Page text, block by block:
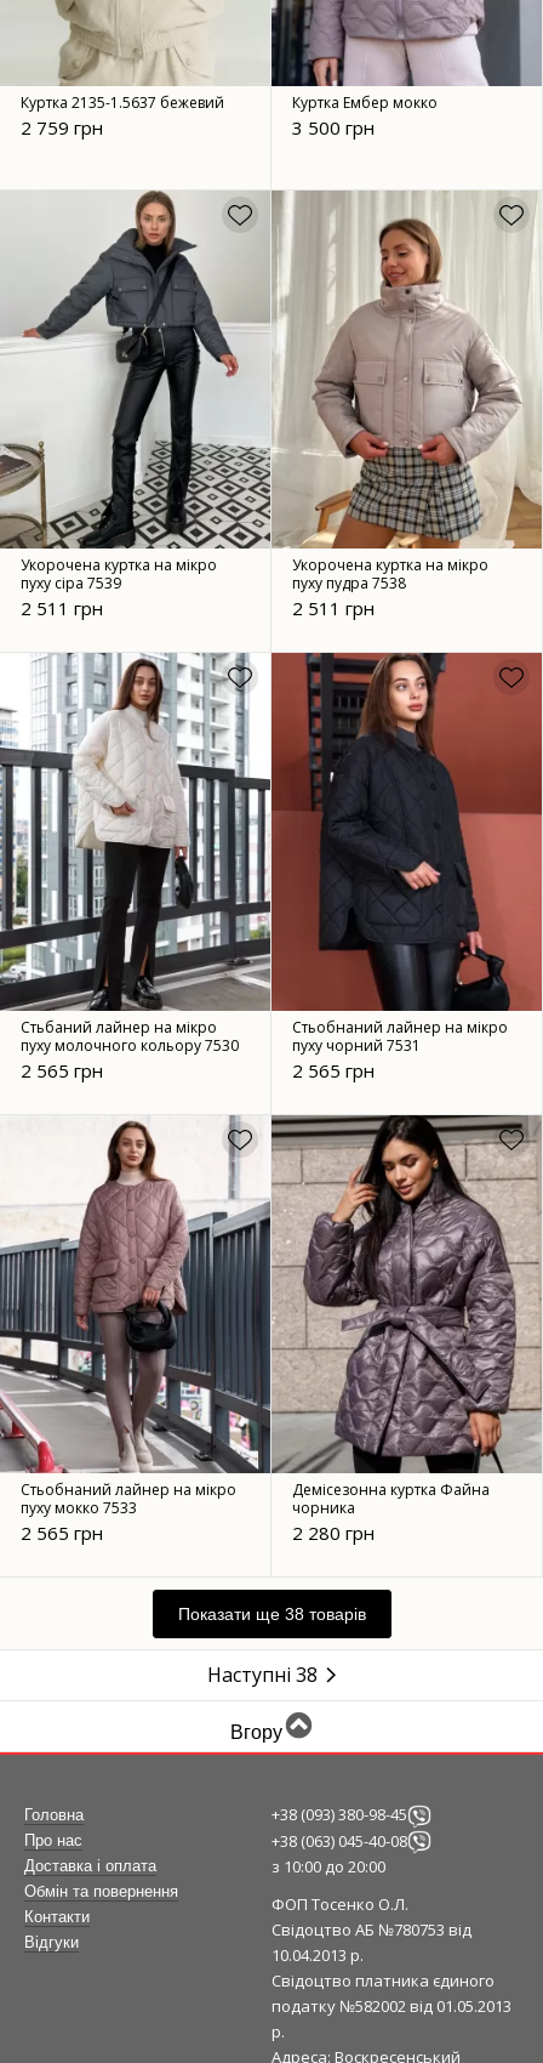
Куртка 2135-1.5637 бежевий
2 759 грн
Куртка Ембер мокко
3 500 грн
Укорочена куртка на мікро
пуху сіра 7539
2 511 грн
Укорочена куртка на мікро
пуху пудра 7538
2 511 грн
Стьбаний лайнер на мікро
пуху молочного кольору 7530
2 565 грн
Стьобнаний лайнер на мікро
пуху чорний 7531
2 565 грн
Стьобнаний лайнер на мікро
пуху мокко 7533
2 565 грн
Демісезонна куртка Файна
чорника
2 280 грн
Показати ще 38 товарів
Наступні 38
Вгору
Головна
Про нас
Доставка і оплата
Обмін та повернення
Контакти
Відгуки
+38 (093) 380-98-45
+38 (063) 045-40-08
з 10:00 до 20:00
ФОП Тосенко О.Л.
Свідоцтво АБ №780753 від
10.04.2013 р.
Свідоцтво платника єдиного
податку №582002 від 01.05.2013
р.
Адреса: Воскресенський